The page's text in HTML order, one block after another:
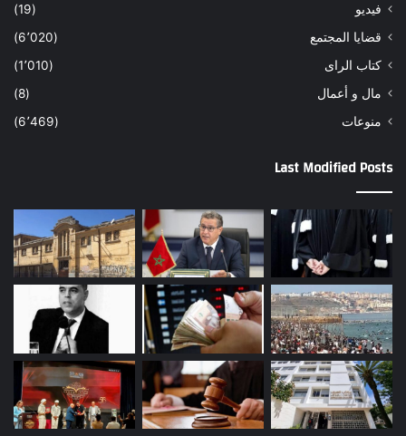
فيديو
(19)
قضايا المجتمع
(6٬020)
كتاب الراى
(1٬010)
مال و أعمال
(8)
منوعات
(6٬469)
Last Modified Posts